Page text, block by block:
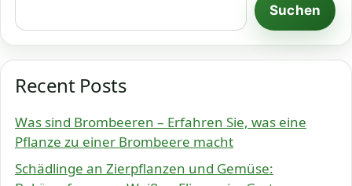
Suchen
Recent Posts
Was sind Brombeeren – Erfahren Sie, was eine
Pflanze zu einer Brombeere macht
Schädlinge an Zierpflanzen und Gemüse: